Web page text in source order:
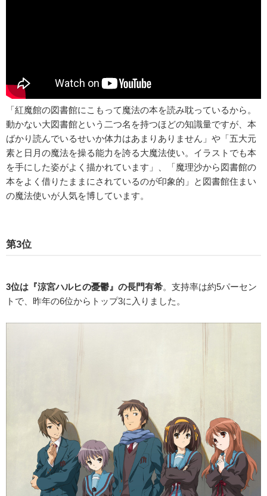
「紅魔館の図書館にこもって魔法の本を読み耽っているから。
動かない大図書館という二つ名を持つほどの知識量ですが、本
ばかり読んでいるせいか体力はあまりありません」や「五大元
素と日月の魔法を操る能力を誇る大魔法使い。イラストでも本
を手にした姿がよく描かれています」、「魔理沙から図書館の
本をよく借りたままにされているのが印象的」と図書館住まい
の魔法使いが人気を博しています。
第3位
3位は『涼宮ハルヒの憂鬱』の長門有希。支持率は約5パーセン
トで、昨年の6位からトップ3に入りました。